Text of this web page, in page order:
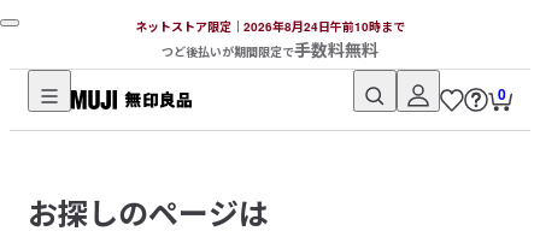
ネットストア限定｜2026年8月24日午前10時まで
つど後払いが期間限定で手数料無料
無
品
0
お探しのページは